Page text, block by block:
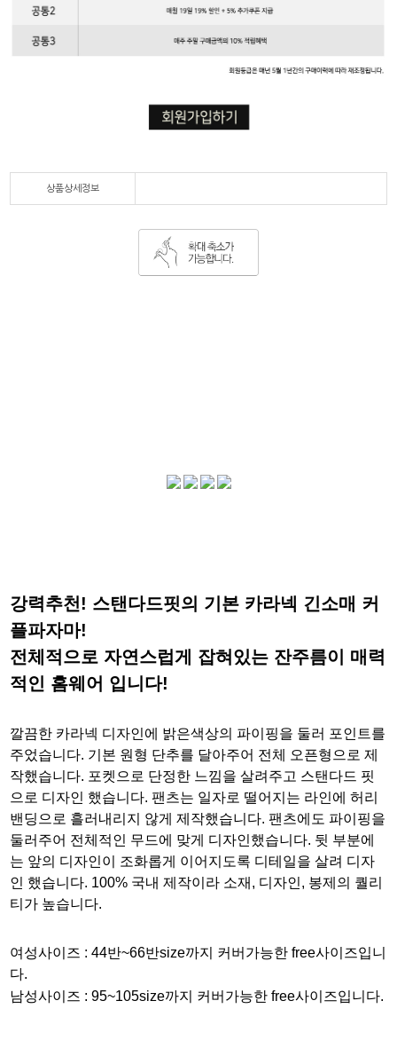
상품상세정보
강력추천! 스탠다드핏의 기본 카라넥 긴소매 커
플파자마!
전체적으로 자연스럽게 잡혀있는 잔주름이 매력
적인 홈웨어 입니다!
깔끔한 카라넥 디자인에 밝은색상의 파이핑을 둘러 포인트를
주었습니다. 기본 원형 단추를 달아주어 전체 오픈형으로 제
작했습니다. 포켓으로 단정한 느낌을 살려주고 스탠다드 핏
으로 디자인 했습니다. 팬츠는 일자로 떨어지는 라인에 허리
밴딩으로 흘러내리지 않게 제작했습니다. 팬츠에도 파이핑을
둘러주어 전체적인 무드에 맞게 디자인했습니다. 뒷 부분에
는 앞의 디자인이 조화롭게 이어지도록 디테일을 살려 디자
인 했습니다. 100% 국내 제작이라 소재, 디자인, 봉제의 퀄리
티가 높습니다.
여성사이즈 : 44반~66반size까지 커버가능한 free사이즈입니
다.
남성사이즈 : 95~105size까지 커버가능한 free사이즈입니다.